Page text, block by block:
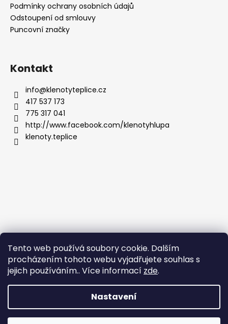
Tento web používá soubory cookie. Dalším
procházením tohoto webu vyjadřujete souhlas s
jejich používáním.. Více informací zde.
Nastavení
Podmínky ochrany osobních údajů
Odstoupení od smlouvy
Puncovní značky
Kontakt
info@klenotyteplice.cz
417 537 173
775 317 041
http://www.facebook.com/klenotyhlupa
klenoty.teplice
Copyright 2026Klenoty Teplice. Všechna práva